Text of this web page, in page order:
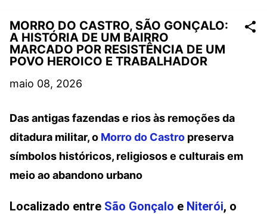
MORRO DO CASTRO, SÃO GONÇALO:
A HISTÓRIA DE UM BAIRRO
MARCADO POR RESISTÊNCIA DE UM
POVO HEROICO E TRABALHADOR
maio 08, 2026
Das antigas fazendas e rios às remoções da
ditadura militar, o Morro do Castro preserva
símbolos históricos, religiosos e culturais em
meio ao abandono urbano
Localizado entre São Gonçalo e Niterói, o